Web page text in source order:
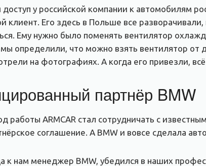
у российской компании к автомобилям
клиент. Его здесь в Польше все
Ему нужно было поменять вентилятор
определили, что можно взять вентилятор
на фотографиях. А когда его привезли,
партнёр BMW
работы ARMCAR стал сотрудничать с
соглашение. А BMW и вовсе сделала
нам менеджер BMW, убедился в наших